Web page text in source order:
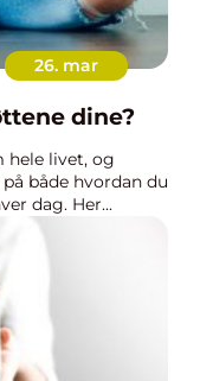
26. mar
dine?
hele livet, og
både hvordan du
dag. Her...